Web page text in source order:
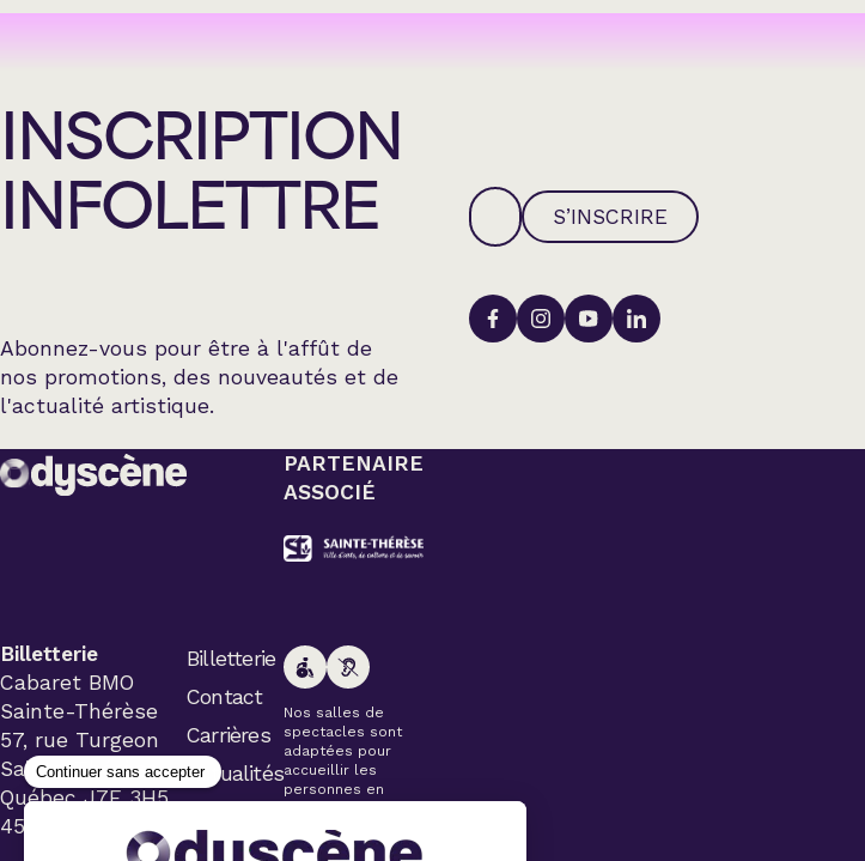
INSCRIPTION
INFOLETTRE
Abonnez-vous pour être à l'affût de
nos promotions, des nouveautés et de
l'actualité artistique.
S’INSCRIRE
Billetterie
Cabaret BMO
Sainte-Thérèse
57, rue Turgeon
Sainte-Thérèse
Québec J7E 3H5
450 434-4006
Billetterie
Contact
Carrières
Actualités
PARTENAIRE
ASSOCIÉ
Nos salles de
spectacles sont
adaptées pour
accueillir les
personnes en
Veuillez
simplement aviser